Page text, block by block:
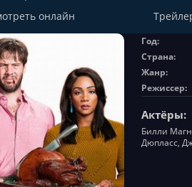
онлайн
Год:
Страна:
Жанр:
Режиссер:
Актёры:
Билли
Дюпласс,